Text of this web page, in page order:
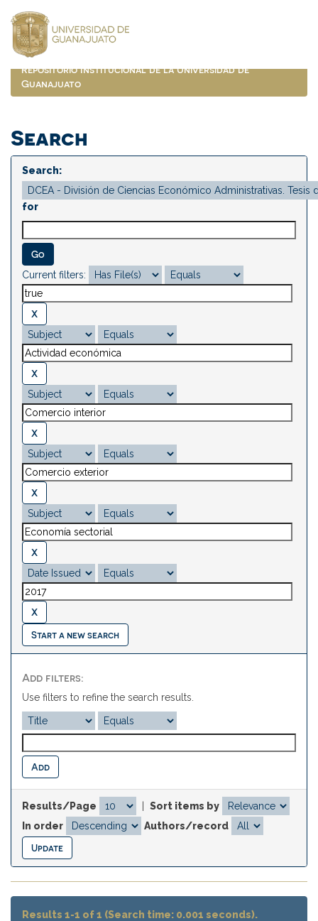
navigation
Repositorio Institucional de la Universidad de
Guanajuato
Search
Search:
for
Current filters:
Start a new search
Add filters:
Use filters to refine the search results.
Results/Page
Sort items by
In order
Authors/record
Results 1-1 of 1 (Search time: 0.001 seconds).